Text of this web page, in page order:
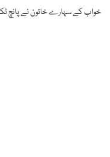
خواب کے سہارے خاتون نے پانچ